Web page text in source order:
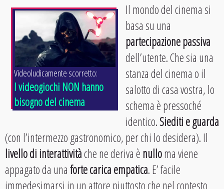
Videoludicamente scorretto:
I videogiochi NON hanno
bisogno del cinema
Il mondo del cinema si
basa su una
partecipazione passiva
dell’utente. Che sia una
stanza del cinema o il
salotto di casa vostra, lo
schema è pressoché
identico.Siediti e guarda
(con l’intermezzo gastronomico, per chi lo desidera). Il
livello di interattivitàche ne deriva ènulloma viene
appagato da unaforte carica empatica. E’ facile
immedesimarsi in un attore piuttosto che nel contesto